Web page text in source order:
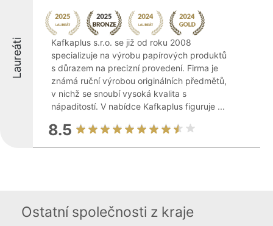
Laureáti
Kafkaplus s.r.o. se již od roku 2008
specializuje na výrobu papírových produktů
s důrazem na precizní provedení. Firma je
známá ruční výrobou originálních předmětů,
v nichž se snoubí vysoká kvalita s
nápaditostí. V nabídce Kafkaplus figuruje ...
8.5
Ostatní společnosti z kraje